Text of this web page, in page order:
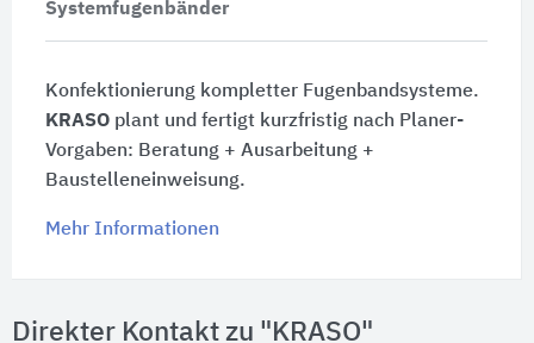
Systemfugenbänder
Konfektionierung kompletter Fugenbandsysteme.
KRASOplant und fertigt kurzfristig nach Planer-
Vorgaben: Beratung + Ausarbeitung +
Baustelleneinweisung.
Mehr Informationen
Direkter Kontakt zu "KRASO"